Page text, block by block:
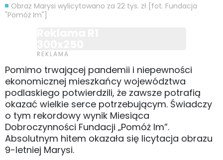
Obraz Marysi wylicytowano za 22 tys. zł [fot. Fundacja
"Pomóż Im"]
Pomimo trwającej pandemii i niepewności
ekonomicznej mieszkańcy województwa
podlaskiego potwierdzili, że zawsze potrafią
okazać wielkie serce potrzebującym. Świadczy
o tym rekordowy wynik Miesiąca
Dobroczynności Fundacji „Pomóż Im”.
Absolutnym hitem okazała się licytacja obrazu
9-letniej Marysi.